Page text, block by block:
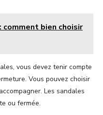
comment bien choisir
vous devez tenir compte
Vous pouvez choisir
Les sandales
ou fermée.